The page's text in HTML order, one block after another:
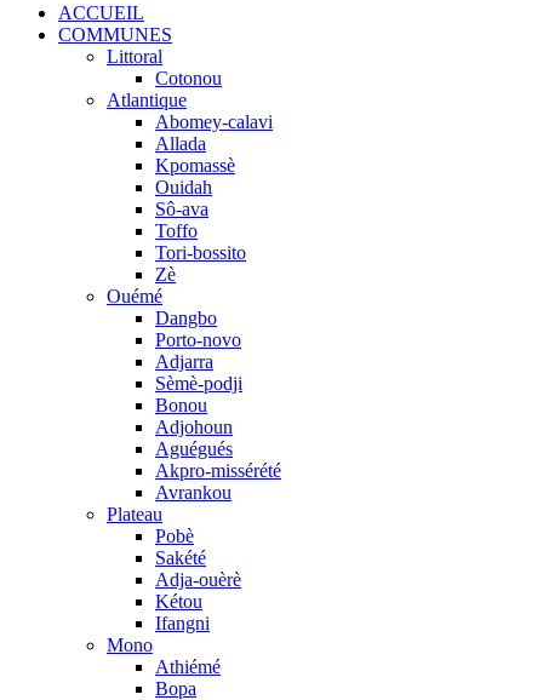
ACCUEIL
COMMUNES
Littoral
Cotonou
Atlantique
Abomey-calavi
Allada
Kpomassè
Ouidah
Sô-ava
Toffo
Tori-bossito
Zè
Ouémé
Dangbo
Porto-novo
Adjarra
Sèmè-podji
Bonou
Adjohoun
Aguégués
Akpro-missérété
Avrankou
Plateau
Pobè
Sakété
Adja-ouèrè
Kétou
Ifangni
Mono
Athiémé
Bopa